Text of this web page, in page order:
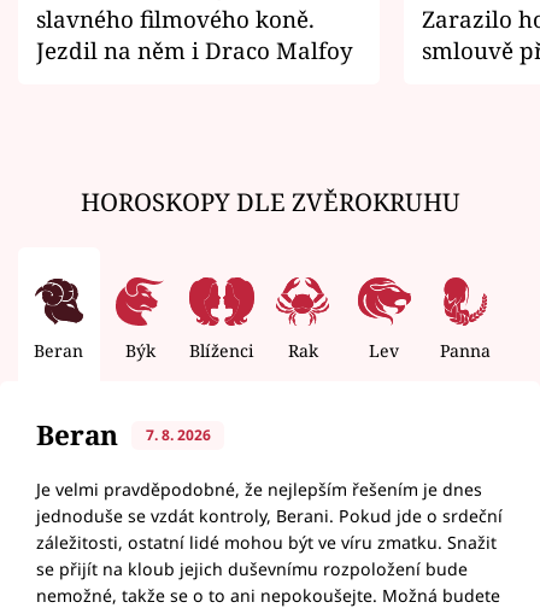
slavného filmového koně.
Jezdil na něm i Draco Malfoy
Zarazilo
smlouvě
HOROSKOPY DLE ZVĚROKRUHU
Beran Býk Blíženci Rak Lev Panna
Beran 7. 8. 2026
Je velmi pravděpodobné, že nejlepším řešením je dnes
jednoduše se vzdát kontroly, Berani. Pokud jde o srdeční
záležitosti, ostatní lidé mohou být ve víru zmatku. Snažit
se přijít na kloub jejich duševnímu rozpoložení bude
nemožné, takže se o to ani nepokoušejte. Možná budete